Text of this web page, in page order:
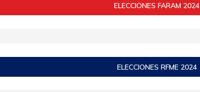
ELECCIONES FARAM 2024
ELECCIONES RFME 2024